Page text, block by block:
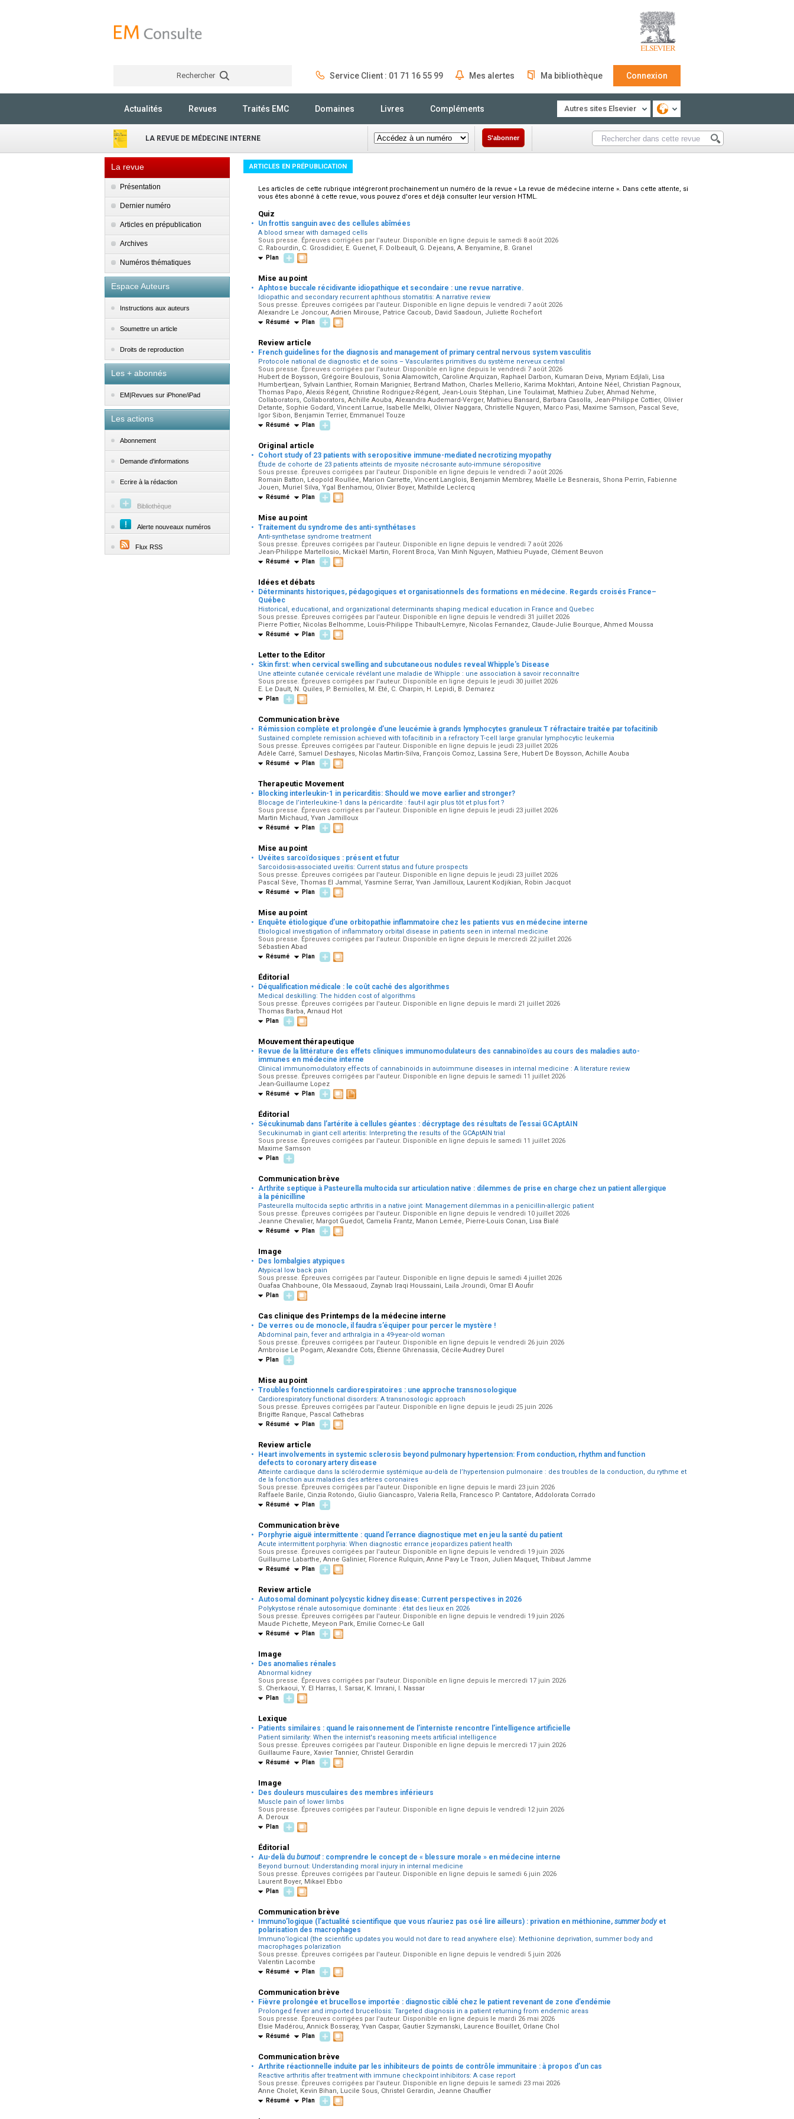
Rechercher Service Client : 01 71 16 55 99 Mes alertes Ma bibliothèque Connexion
Actualités Revues Traités EMC Domaines Livres Compléments Autres sites Elsevier
LA REVUE DE MÉDECINE INTERNE S'abonner
La revue
Présentation
Dernier numéro
Articles en prépublication
Archives
Numéros thématiques
Espace Auteurs
Instructions aux auteurs
Soumettre un article
Droits de reproduction
Les + abonnés
EM|Revues sur iPhone/iPad
Les actions
Abonnement
Demande d'informations
Ecrire à la rédaction
Bibliothèque
Alerte nouveaux numéros
Flux RSS
ARTICLES EN PRÉPUBLICATION
Les articles de cette rubrique intégreront prochainement un numéro de la revue « La revue de médecine interne ». Dans cette attente, si
vous êtes abonné à cette revue, vous pouvez d'ores et déjà consulter leur version HTML.
Quiz
· Un frottis sanguin avec des cellules abîmées
A blood smear with damaged cells
Sous presse. Épreuves corrigées par l'auteur. Disponible en ligne depuis le samedi 8 août 2026
C. Rabourdin, C. Grosdidier, E. Guenet, F. Dolbeault, G. Dejeans, A. Benyamine, B. Granel
Plan
Mise au point
· Aphtose buccale récidivante idiopathique et secondaire : une revue narrative.
Idiopathic and secondary recurrent aphthous stomatitis: A narrative review
Sous presse. Épreuves corrigées par l'auteur. Disponible en ligne depuis le vendredi 7 août 2026
Alexandre Le Joncour, Adrien Mirouse, Patrice Cacoub, David Saadoun, Juliette Rochefort
Résumé Plan
Review article
· French guidelines for the diagnosis and management of primary central nervous system vasculitis
Protocole national de diagnostic et de soins – Vascularites primitives du système nerveux central
Sous presse. Épreuves corrigées par l'auteur. Disponible en ligne depuis le vendredi 7 août 2026
Hubert de Boysson, Grégoire Boulouis, Sonia Alamowitch, Caroline Arquizan, Raphael Darbon, Kumaran Deiva, Myriam Edjlali, Lisa
Humbertjean, Sylvain Lanthier, Romain Marignier, Bertrand Mathon, Charles Mellerio, Karima Mokhtari, Antoine Néel, Christian Pagnoux,
Thomas Papo, Alexis Régent, Christine Rodriguez-Régent, Jean-Louis Stéphan, Line Toulaimat, Mathieu Zuber, Ahmad Nehme,
Collaborators, Collaborators, Achille Aouba, Alexandra Audemard-Verger, Mathieu Bansard, Barbara Casolla, Jean-Philippe Cottier, Olivier
Detante, Sophie Godard, Vincent Larrue, Isabelle Melki, Olivier Naggara, Christelle Nguyen, Marco Pasi, Maxime Samson, Pascal Seve,
Igor Sibon, Benjamin Terrier, Emmanuel Touze
Résumé Plan
Original article
· Cohort study of 23 patients with seropositive immune-mediated necrotizing myopathy
Étude de cohorte de 23 patients atteints de myosite nécrosante auto-immune séropositive
Sous presse. Épreuves corrigées par l'auteur. Disponible en ligne depuis le vendredi 7 août 2026
Romain Batton, Léopold Roullée, Marion Carrette, Vincent Langlois, Benjamin Membrey, Maëlle Le Besnerais, Shona Perrin, Fabienne
Jouen, Muriel Silva, Ygal Benhamou, Olivier Boyer, Mathilde Leclercq
Résumé Plan
Mise au point
· Traitement du syndrome des anti-synthétases
Anti-synthetase syndrome treatment
Sous presse. Épreuves corrigées par l'auteur. Disponible en ligne depuis le vendredi 7 août 2026
Jean-Philippe Martellosio, Mickaël Martin, Florent Broca, Van Minh Nguyen, Mathieu Puyade, Clément Beuvon
Résumé Plan
Idées et débats
·
Déterminants historiques, pédagogiques et organisationnels des formations en médecine. Regards croisés France–
Québec
Historical, educational, and organizational determinants shaping medical education in France and Quebec
Sous presse. Épreuves corrigées par l'auteur. Disponible en ligne depuis le vendredi 31 juillet 2026
Pierre Pottier, Nicolas Belhomme, Louis-Philippe Thibault-Lemyre, Nicolas Fernandez, Claude-Julie Bourque, Ahmed Moussa
Résumé Plan
Letter to the Editor
· Skin first: when cervical swelling and subcutaneous nodules reveal Whipple's Disease
Une atteinte cutanée cervicale révélant une maladie de Whipple : une association à savoir reconnaître
Sous presse. Épreuves corrigées par l'auteur. Disponible en ligne depuis le jeudi 30 juillet 2026
E. Le Dault, N. Quiles, P. Berniolles, M. Eté, C. Charpin, H. Lepidi, B. Demarez
Plan
Communication brève
· Rémission complète et prolongée d’une leucémie à grands lymphocytes granuleux T réfractaire traitée par tofacitinib
Sustained complete remission achieved with tofacitinib in a refractory T-cell large granular lymphocytic leukemia
Sous presse. Épreuves corrigées par l'auteur. Disponible en ligne depuis le jeudi 23 juillet 2026
Adèle Carré, Samuel Deshayes, Nicolas Martin-Silva, François Comoz, Lassina Sere, Hubert De Boysson, Achille Aouba
Résumé Plan
Therapeutic Movement
· Blocking interleukin-1 in pericarditis: Should we move earlier and stronger?
Blocage de l’interleukine-1 dans la péricardite : faut-il agir plus tôt et plus fort ?
Sous presse. Épreuves corrigées par l'auteur. Disponible en ligne depuis le jeudi 23 juillet 2026
Martin Michaud, Yvan Jamilloux
Résumé Plan
Mise au point
· Uvéites sarcoïdosiques : présent et futur
Sarcoidosis-associated uveitis: Current status and future prospects
Sous presse. Épreuves corrigées par l'auteur. Disponible en ligne depuis le jeudi 23 juillet 2026
Pascal Sève, Thomas El Jammal, Yasmine Serrar, Yvan Jamilloux, Laurent Kodjikian, Robin Jacquot
Résumé Plan
Mise au point
· Enquête étiologique d’une orbitopathie inflammatoire chez les patients vus en médecine interne
Etiological investigation of inflammatory orbital disease in patients seen in internal medicine
Sous presse. Épreuves corrigées par l'auteur. Disponible en ligne depuis le mercredi 22 juillet 2026
Sébastien Abad
Résumé Plan
Éditorial
· Déqualification médicale : le coût caché des algorithmes
Medical deskilling: The hidden cost of algorithms
Sous presse. Épreuves corrigées par l'auteur. Disponible en ligne depuis le mardi 21 juillet 2026
Thomas Barba, Arnaud Hot
Plan
Mouvement thérapeutique
·
Revue de la littérature des effets cliniques immunomodulateurs des cannabinoïdes au cours des maladies auto-
immunes en médecine interne
Clinical immunomodulatory effects of cannabinoids in autoimmune diseases in internal medicine : A literature review
Sous presse. Épreuves corrigées par l'auteur. Disponible en ligne depuis le samedi 11 juillet 2026
Jean-Guillaume Lopez
Résumé Plan
Éditorial
· Sécukinumab dans l’artérite à cellules géantes : décryptage des résultats de l’essai GCAptAIN
Secukinumab in giant cell arteritis: Interpreting the results of the GCAptAIN trial
Sous presse. Épreuves corrigées par l'auteur. Disponible en ligne depuis le samedi 11 juillet 2026
Maxime Samson
Plan
Communication brève
· Arthrite septique à Pasteurella multocida sur articulation native : dilemmes de prise en charge chez un patient allergique
à la pénicilline
Pasteurella multocida septic arthritis in a native joint: Management dilemmas in a penicillin-allergic patient
Sous presse. Épreuves corrigées par l'auteur. Disponible en ligne depuis le vendredi 10 juillet 2026
Jeanne Chevalier, Margot Guedot, Camelia Frantz, Manon Lemée, Pierre-Louis Conan, Lisa Bialé
Résumé Plan
Image
· Des lombalgies atypiques
Atypical low back pain
Sous presse. Épreuves corrigées par l'auteur. Disponible en ligne depuis le samedi 4 juillet 2026
Ouafaa Chahboune, Ola Messaoud, Zaynab Iraqi Houssaini, Laila Jroundi, Omar El Aoufir
Plan
Cas clinique des Printemps de la médecine interne
· De verres ou de monocle, il faudra s’équiper pour percer le mystère !
Abdominal pain, fever and arthralgia in a 49-year-old woman
Sous presse. Épreuves corrigées par l'auteur. Disponible en ligne depuis le vendredi 26 juin 2026
Ambroise Le Pogam, Alexandre Cots, Étienne Ghrenassia, Cécile-Audrey Durel
Plan
Mise au point
· Troubles fonctionnels cardiorespiratoires : une approche transnosologique
Cardiorespiratory functional disorders: A transnosologic approach
Sous presse. Épreuves corrigées par l'auteur. Disponible en ligne depuis le jeudi 25 juin 2026
Brigitte Ranque, Pascal Cathebras
Résumé Plan
Review article
·
Heart involvements in systemic sclerosis beyond pulmonary hypertension: From conduction, rhythm and function
defects to coronary artery disease
Atteinte cardiaque dans la sclérodermie systémique au-delà de l’hypertension pulmonaire : des troubles de la conduction, du rythme et
de la fonction aux maladies des artères coronaires
Sous presse. Épreuves corrigées par l'auteur. Disponible en ligne depuis le mardi 23 juin 2026
Raffaele Barile, Cinzia Rotondo, Giulio Giancaspro, Valeria Rella, Francesco P. Cantatore, Addolorata Corrado
Résumé Plan
Communication brève
· Porphyrie aiguë intermittente : quand l’errance diagnostique met en jeu la santé du patient
Acute intermittent porphyria: When diagnostic errance jeopardizes patient health
Sous presse. Épreuves corrigées par l'auteur. Disponible en ligne depuis le vendredi 19 juin 2026
Guillaume Labarthe, Anne Galinier, Florence Rulquin, Anne Pavy Le Traon, Julien Maquet, Thibaut Jamme
Résumé Plan
Review article
· Autosomal dominant polycystic kidney disease: Current perspectives in 2026
Polykystose rénale autosomique dominante : état des lieux en 2026
Sous presse. Épreuves corrigées par l'auteur. Disponible en ligne depuis le vendredi 19 juin 2026
Maude Pichette, Meyeon Park, Emilie Cornec-Le Gall
Résumé Plan
Image
· Des anomalies rénales
Abnormal kidney
Sous presse. Épreuves corrigées par l'auteur. Disponible en ligne depuis le mercredi 17 juin 2026
S. Cherkaoui, Y. El Harras, I. Sarsar, K. Imrani, I. Nassar
Plan
Lexique
· Patients similaires : quand le raisonnement de l’interniste rencontre l’intelligence artificielle
Patient similarity: When the internist's reasoning meets artificial intelligence
Sous presse. Épreuves corrigées par l'auteur. Disponible en ligne depuis le mercredi 17 juin 2026
Guillaume Faure, Xavier Tannier, Christel Gerardin
Résumé Plan
Image
· Des douleurs musculaires des membres inférieurs
Muscle pain of lower limbs
Sous presse. Épreuves corrigées par l'auteur. Disponible en ligne depuis le vendredi 12 juin 2026
A. Deroux
Plan
Éditorial
· Au-delà du burnout: comprendre le concept de « blessure morale » en médecine interne
Beyond burnout: Understanding moral injury in internal medicine
Sous presse. Épreuves corrigées par l'auteur. Disponible en ligne depuis le samedi 6 juin 2026
Laurent Boyer, Mikael Ebbo
Plan
Communication brève
· Immuno’logique (l’actualité scientifique que vous n’auriez pas osé lire ailleurs) : privation en méthionine, summer bodyet
polarisation des macrophages
Immuno’logical (the scientific updates you would not dare to read anywhere else): Methionine deprivation, summer body and
macrophages polarization
Sous presse. Épreuves corrigées par l'auteur. Disponible en ligne depuis le vendredi 5 juin 2026
Valentin Lacombe
Résumé Plan
Communication brève
· Fièvre prolongée et brucellose importée : diagnostic ciblé chez le patient revenant de zone d’endémie
Prolonged fever and imported brucellosis: Targeted diagnosis in a patient returning from endemic areas
Sous presse. Épreuves corrigées par l'auteur. Disponible en ligne depuis le mardi 26 mai 2026
Elsie Madérou, Annick Bosseray, Yvan Caspar, Gautier Szymanski, Laurence Bouillet, Orlane Chol
Résumé Plan
Communication brève
· Arthrite réactionnelle induite par les inhibiteurs de points de contrôle immunitaire : à propos d’un cas
Reactive arthritis after treatment with immune checkpoint inhibitors: A case report
Sous presse. Épreuves corrigées par l'auteur. Disponible en ligne depuis le samedi 23 mai 2026
Anne Cholet, Kevin Bihan, Lucile Sous, Christel Gerardin, Jeanne Chauffier
Résumé Plan